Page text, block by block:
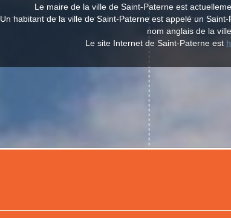
Le maire de la ville de Saint-Paterne est
Un habitant de la ville de Saint-Paterne est appelé un
nom anglais de la
Le site Internet de Saint-Paterne est